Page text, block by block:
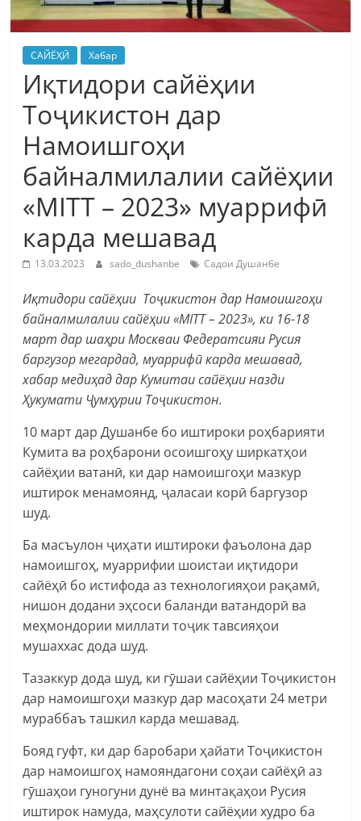
САЙЁҲӢ Хабар
Иқтидори сайёҳии
Тоҷикистон дар
Намоишгоҳи
байналмилалии сайёҳии
«MITT – 2023» муаррифӣ
карда мешавад
13.03.2023 sado_dushanbe Садои Душанбе
Иқтидори сайёҳии Тоҷикистон дар Намоишгоҳи
байналмилалии сайёҳии «MITT – 2023», ки 16-18
март дар шаҳри Москваи Федератсияи Русия
баргузор мегардад, муаррифӣ карда мешавад,
хабар медиҳад дар Кумитаи сайёҳии назди
Ҳукумати Ҷумҳурии Тоҷикистон.
10 март дар Душанбе бо иштироки роҳбарияти
Кумита ва роҳбарони осоишгоҳу ширкатҳои
сайёҳии ватанӣ, ки дар намоишгоҳи мазкур
иштирок менамоянд, ҷаласаи корӣ баргузор
шуд.
Ба масъулон ҷиҳати иштироки фаъолона дар
намоишгоҳ, муаррифии шоистаи иқтидори
сайёҳӣ бо истифода аз технологияҳои рақамӣ,
нишон додани эҳсоси баланди ватандорӣ ва
меҳмондории миллати тоҷик тавсияҳои
мушаххас дода шуд.
Тазаккур дода шуд, ки гӯшаи сайёҳии Тоҷикистон
дар намоишгоҳи мазкур дар масоҳати 24 метри
мураббаъ ташкил карда мешавад.
Бояд гуфт, ки дар баробари ҳайати Тоҷикистон
дар намоишгоҳ намояндагони соҳаи сайёҳӣ аз
гӯшаҳои гуногуни дунё ва минтақаҳои Русия
иштирок намуда, маҳсулоти сайёҳии худро ба